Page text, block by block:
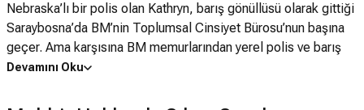
Nebraska’lı bir polis olan Kathryn, barış gönüllüsü olarak gittiği
Saraybosna’da BM’nin Toplumsal Cinsiyet Bürosu’nun başına
geçer. Ama karşısına BM memurlarından yerel polis ve barış
gönüllülerine kadar her makamın bulaştığı korkunç bir sanayi
bu entrikayı ortaya çıkardıkça, kimsenin hesap vermeyeceğini
Devamını Oku